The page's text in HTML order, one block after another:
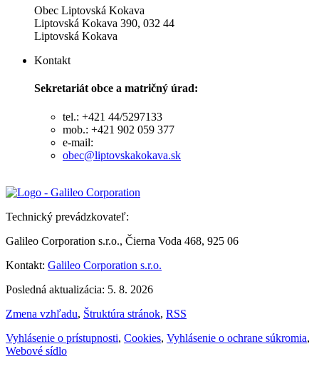
Obec Liptovská Kokava
Liptovská Kokava 390, 032 44
Liptovská Kokava
Kontakt
Sekretariát obce a matričný úrad:
tel.: +421 44/5297133
mob.: +421 902 059 377
e-mail:
obec@liptovskakokava.sk
Technický prevádzkovateľ:
Galileo Corporation s.r.o., Čierna Voda 468, 925 06
Kontakt: Galileo Corporation s.r.o.
Posledná aktualizácia: 5. 8. 2026
Zmena vzhľadu, Štruktúra stránok, RSS
Vyhlásenie o prístupnosti, Cookies, Vyhlásenie o ochrane súkromia,
Webové sídlo